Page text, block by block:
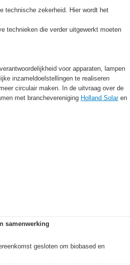
technische zekerheid. Hier wordt het
technieken die verder uitgewerkt moeten
voor apparaten, lampen
inzameldoelstellingen te realiseren
circulair maken. In de uitvraag over de
met branchevereniging Holland Solaren
samenwerking
gesloten om biobased en